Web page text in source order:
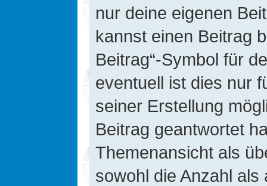
nur deine eigenen
kannst einen Beitrag
Beitrag“-Symbol für
eventuell ist dies nur
seiner Erstellung
Beitrag geantwortet
Themenansicht als
sowohl die Anzahl